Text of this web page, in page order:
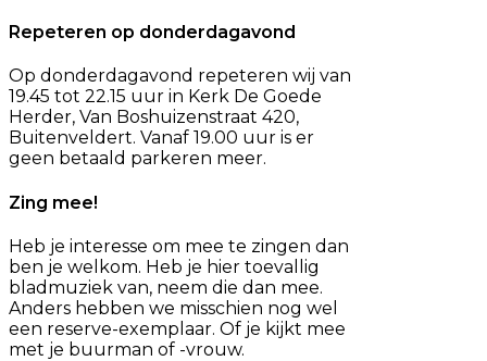
Repeteren op donderdagavond
Op donderdagavond repeteren wij van
19.45 tot 22.15 uur in Kerk De Goede
Herder, Van Boshuizenstraat 420,
Buitenveldert. Vanaf 19.00 uur is er
geen betaald parkeren meer.
Zing mee!
Heb je interesse om mee te zingen dan
ben je welkom. Heb je hier toevallig
bladmuziek van, neem die dan mee.
Anders hebben we misschien nog wel
een reserve-exemplaar. Of je kijkt mee
met je buurman of -vrouw.